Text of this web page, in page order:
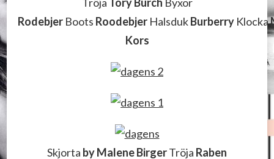
Rodebjer Boots Roodebjer HalsdukBurberry Klocka
Kors
Skjorta by Malene BirgerTröja Raben